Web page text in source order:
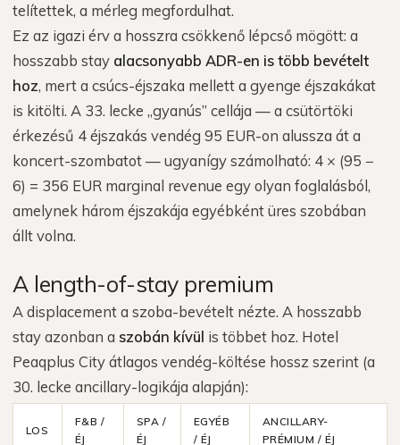
telítettek, a mérleg megfordulhat.
Ez az igazi érv a hosszra csökkenő lépcső mögött: a
hosszabb stay alacsonyabb ADR-en is több bevételt
hoz, mert a csúcs-éjszaka mellett a gyenge éjszakákat
is kitölti. A 33. lecke „gyanús” cellája — a csütörtöki
érkezésű 4 éjszakás vendég 95 EUR-on alussza át a
koncert-szombatot — ugyanígy számolható: 4 × (95 −
6) = 356 EUR marginal revenue egy olyan foglalásból,
amelynek három éjszakája egyébként üres szobában
állt volna.
A length-of-stay premium
A displacement a szoba-bevételt nézte. A hosszabb
stay azonban a szobán kívül is többet hoz. Hotel
Peaqplus City átlagos vendég-költése hossz szerint (a
30. lecke ancillary-logikája alapján):
LOS
F&B /
ÉJ
SPA /
ÉJ
EGYÉB
/ ÉJ
ANCILLARY-
PRÉMIUM / ÉJ